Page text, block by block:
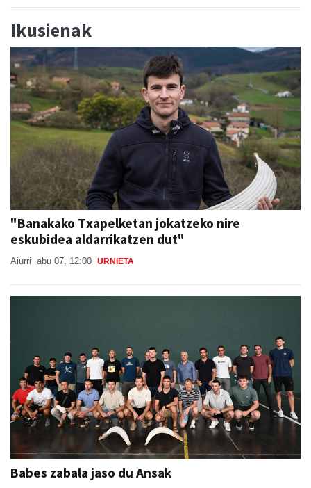
Ikusienak
"Banakako Txapelketan jokatzeko nire
eskubidea aldarrikatzen dut"
Aiurri abu 07, 12:00 URNIETA
Babes zabala jaso du Ansak